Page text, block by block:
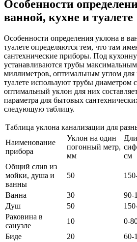
Особенности
ванной, кухне и туалете
Особенности определения уклона в
туалете определяются тем, что там
сантехнические приборы. Под
устанавливаются трубы
миллиметров, оптимальным углом для
туалете используют трубы диаметром
оптимальный уклон для них
параметра для бытовых
следующую таблицу.
Таблица уклона канализации для
Наименование
прибора
Уклон на один
погонный метр,
мм
см
Общий слив из
мойки, душа и
ванны
50
Ванна 30 90-
Душ
50
Раковина в
санузле
10 0-
Биде
20 60-